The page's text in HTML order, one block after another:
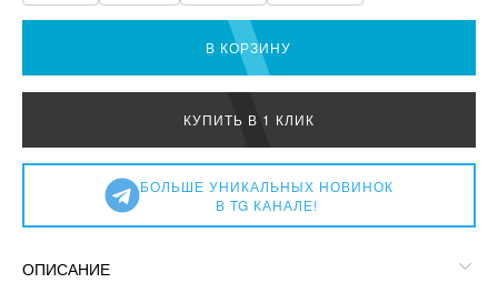
В КОРЗИНУ
КУПИТЬ В 1 КЛИК
БОЛЬШЕ УНИКАЛЬНЫХ НОВИНОК
В TG КАНАЛЕ!
ОПИСАНИЕ